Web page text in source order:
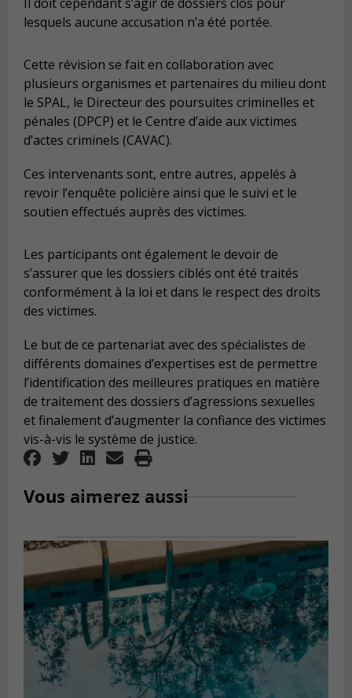
lesquels aucune accusation n’a été portée.
Cette révision se fait en collaboration avec
plusieurs organismes et partenaires du milieu dont
le SPAL, le Directeur des poursuites criminelles et
pénales (DPCP) et le Centre d’aide aux victimes
d’actes criminels (CAVAC).
Ces intervenants sont, entre autres, appelés à
revoir l’enquête policière ainsi que le suivi et le
soutien effectués auprès des victimes.
Les participants ont également le devoir de
s’assurer que les dossiers ciblés ont été traités
conformément à la loi et dans le respect des droits
des victimes.
Le but de ce partenariat avec des spécialistes de
différents domaines d’expertises est de permettre
l’identification des meilleures pratiques en matière
de traitement des dossiers d’agressions sexuelles
et finalement d’augmenter la confiance des victimes
vis-à-vis le système de justice.
Vous aimerez aussi